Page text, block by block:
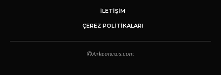
İLETIŞIM
ÇEREZ POLITIKALARI
©Arkeonews.com